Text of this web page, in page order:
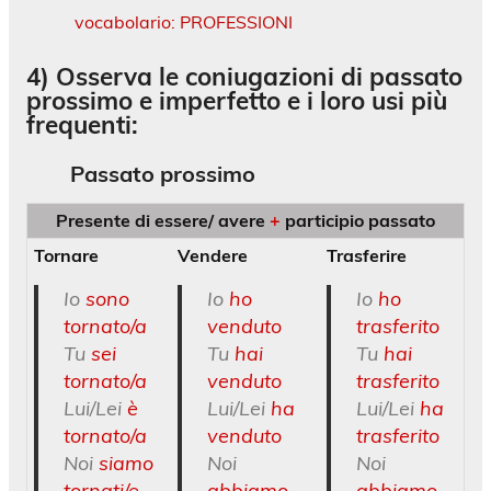
vocabolario: PROFESSIONI
4) Osserva le coniugazioni di passato
prossimo e imperfetto e i loro usi più
frequenti:
Passato prossimo
Presente di essere/ avere + participio passato
Tornare
Io sono
tornato/a
Tu sei
tornato/a
Lui/Lei è
tornato/a
Noi siamo
Vendere
Ioho
venduto
Tuhai
venduto
Lui/Lei ha
venduto
Noi
Trasferire
Io ho
trasferito
Tu hai
trasferito
Lui/Lei ha
trasferito
Noi